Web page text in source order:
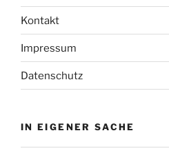
Kontakt
Impressum
Datenschutz
IN EIGENER SACHE